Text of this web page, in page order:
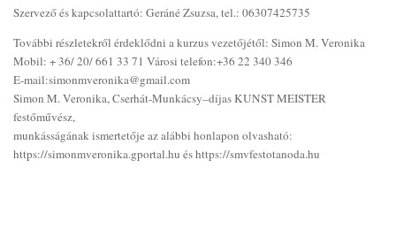
Szervező és kapcsolattartó: Geráné Zsuzsa, tel.: 06307425735
További részletekről érdeklődni a kurzus vezetőjétől: Simon M. Veronika
Mobil: + 36/ 20/ 661 33 71 Városi telefon:+36 22 340 346
E-mail:simonmveronika@gmail.com
Simon M. Veronika, Cserhát-Munkácsy–díjas KUNST MEISTER
festőművész,
munkásságának ismertetője az alábbi honlapon olvasható:
https://simonmveronika.gportal.hu és https://smvfestotanoda.hu